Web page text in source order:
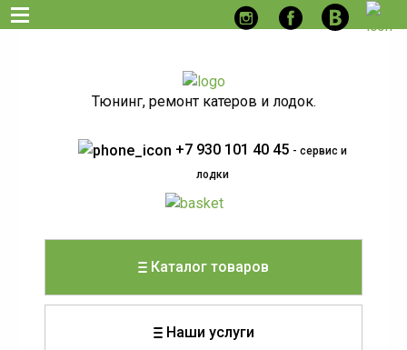
Тюнинг, ремонт катеров и лодок.
+7 930 101 40 45 - сервис и
лодки
Каталог товаров
Наши услуги